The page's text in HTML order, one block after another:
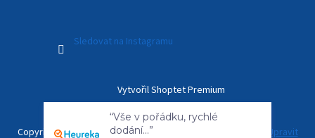
Sledovat na Instagramu
Vytvořil Shoptet Premium
Copyright 2026Kamerový Svět. Všechna práva vyhrazena. Upravit
dodání...”